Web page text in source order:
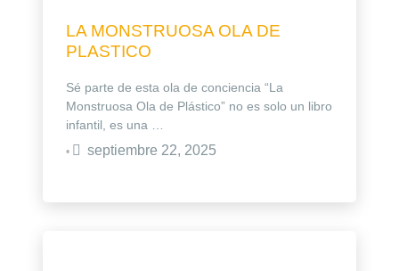
LA MONSTRUOSA OLA DE
PLASTICO
Sé parte de esta ola de conciencia “La
Monstruosa Ola de Plástico” no es solo un libro
infantil, es una …
• septiembre 22, 2025